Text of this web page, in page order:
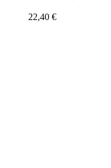
22,40 €